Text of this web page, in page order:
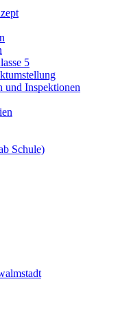
5
und Inspektionen
Schule)